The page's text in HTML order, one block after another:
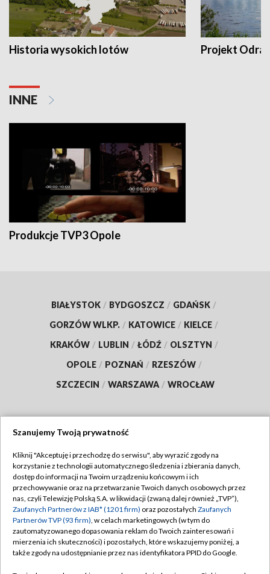
Historia wysokich lotów Projekt Odra
INNE
Produkcje TVP3 Opole
BIAŁYSTOK / BYDGOSZCZ / GDAŃSK /
GORZÓW WLKP. / KATOWICE / KIELCE /
KRAKÓW / LUBLIN / ŁÓDŹ / OLSZTYN /
OPOLE / POZNAŃ / RZESZÓW /
SZCZECIN / WARSZAWA / WROCŁAW
TVP
Abonament TVP
Emisja w TVP
Centrum informacji TVP
Naziemna Telewizja Cyfrowa
Regulamin TVP
Polityka prywatności
Moje zgody
Pomoc
Szanujemy Twoją prywatność
Kliknij "Akceptuję i przechodzę do serwisu", aby wyrazić zgody na
korzystanie z technologii automatycznego śledzenia i zbierania danych,
dostęp do informacji na Twoim urządzeniu końcowym i ich
przechowywanie oraz na przetwarzanie Twoich danych osobowych przez
nas, czyli Telewizję Polską S.A. w likwidacji (zwaną dalej również „TVP”),
Zaufanych Partnerów z IAB* (1201 firm) oraz pozostałych Zaufanych
Partnerów TVP (93 firm), w celach marketingowych (w tym do
zautomatyzowanego dopasowania reklam do Twoich zainteresowań i
mierzenia ich skuteczności) i pozostałych, które wskazujemy poniżej, a
także zgody na udostępnianie przez nas identyfikatora PPID do Google.